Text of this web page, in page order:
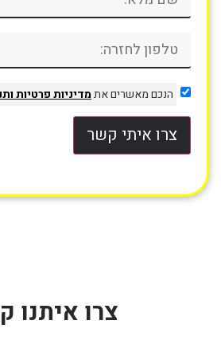
הנכם מאשרים אתמדיניות פרטיות
צרו איתי קשר
צרו איתנו